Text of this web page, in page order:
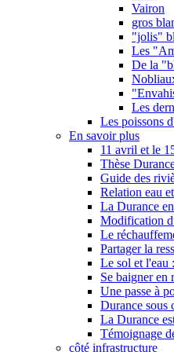
Vairon
gros
"jolis"
Les
De la
Les
Les poissons
En savoir plus
11 avril et le
Thèse
Guide des
Relation eau
La Durance
Modification
Le
Partager la
Le sol et l'eau
Se baigner en
Une passe à
Durance sous
La Durance
Témoignage
côté infrastructure